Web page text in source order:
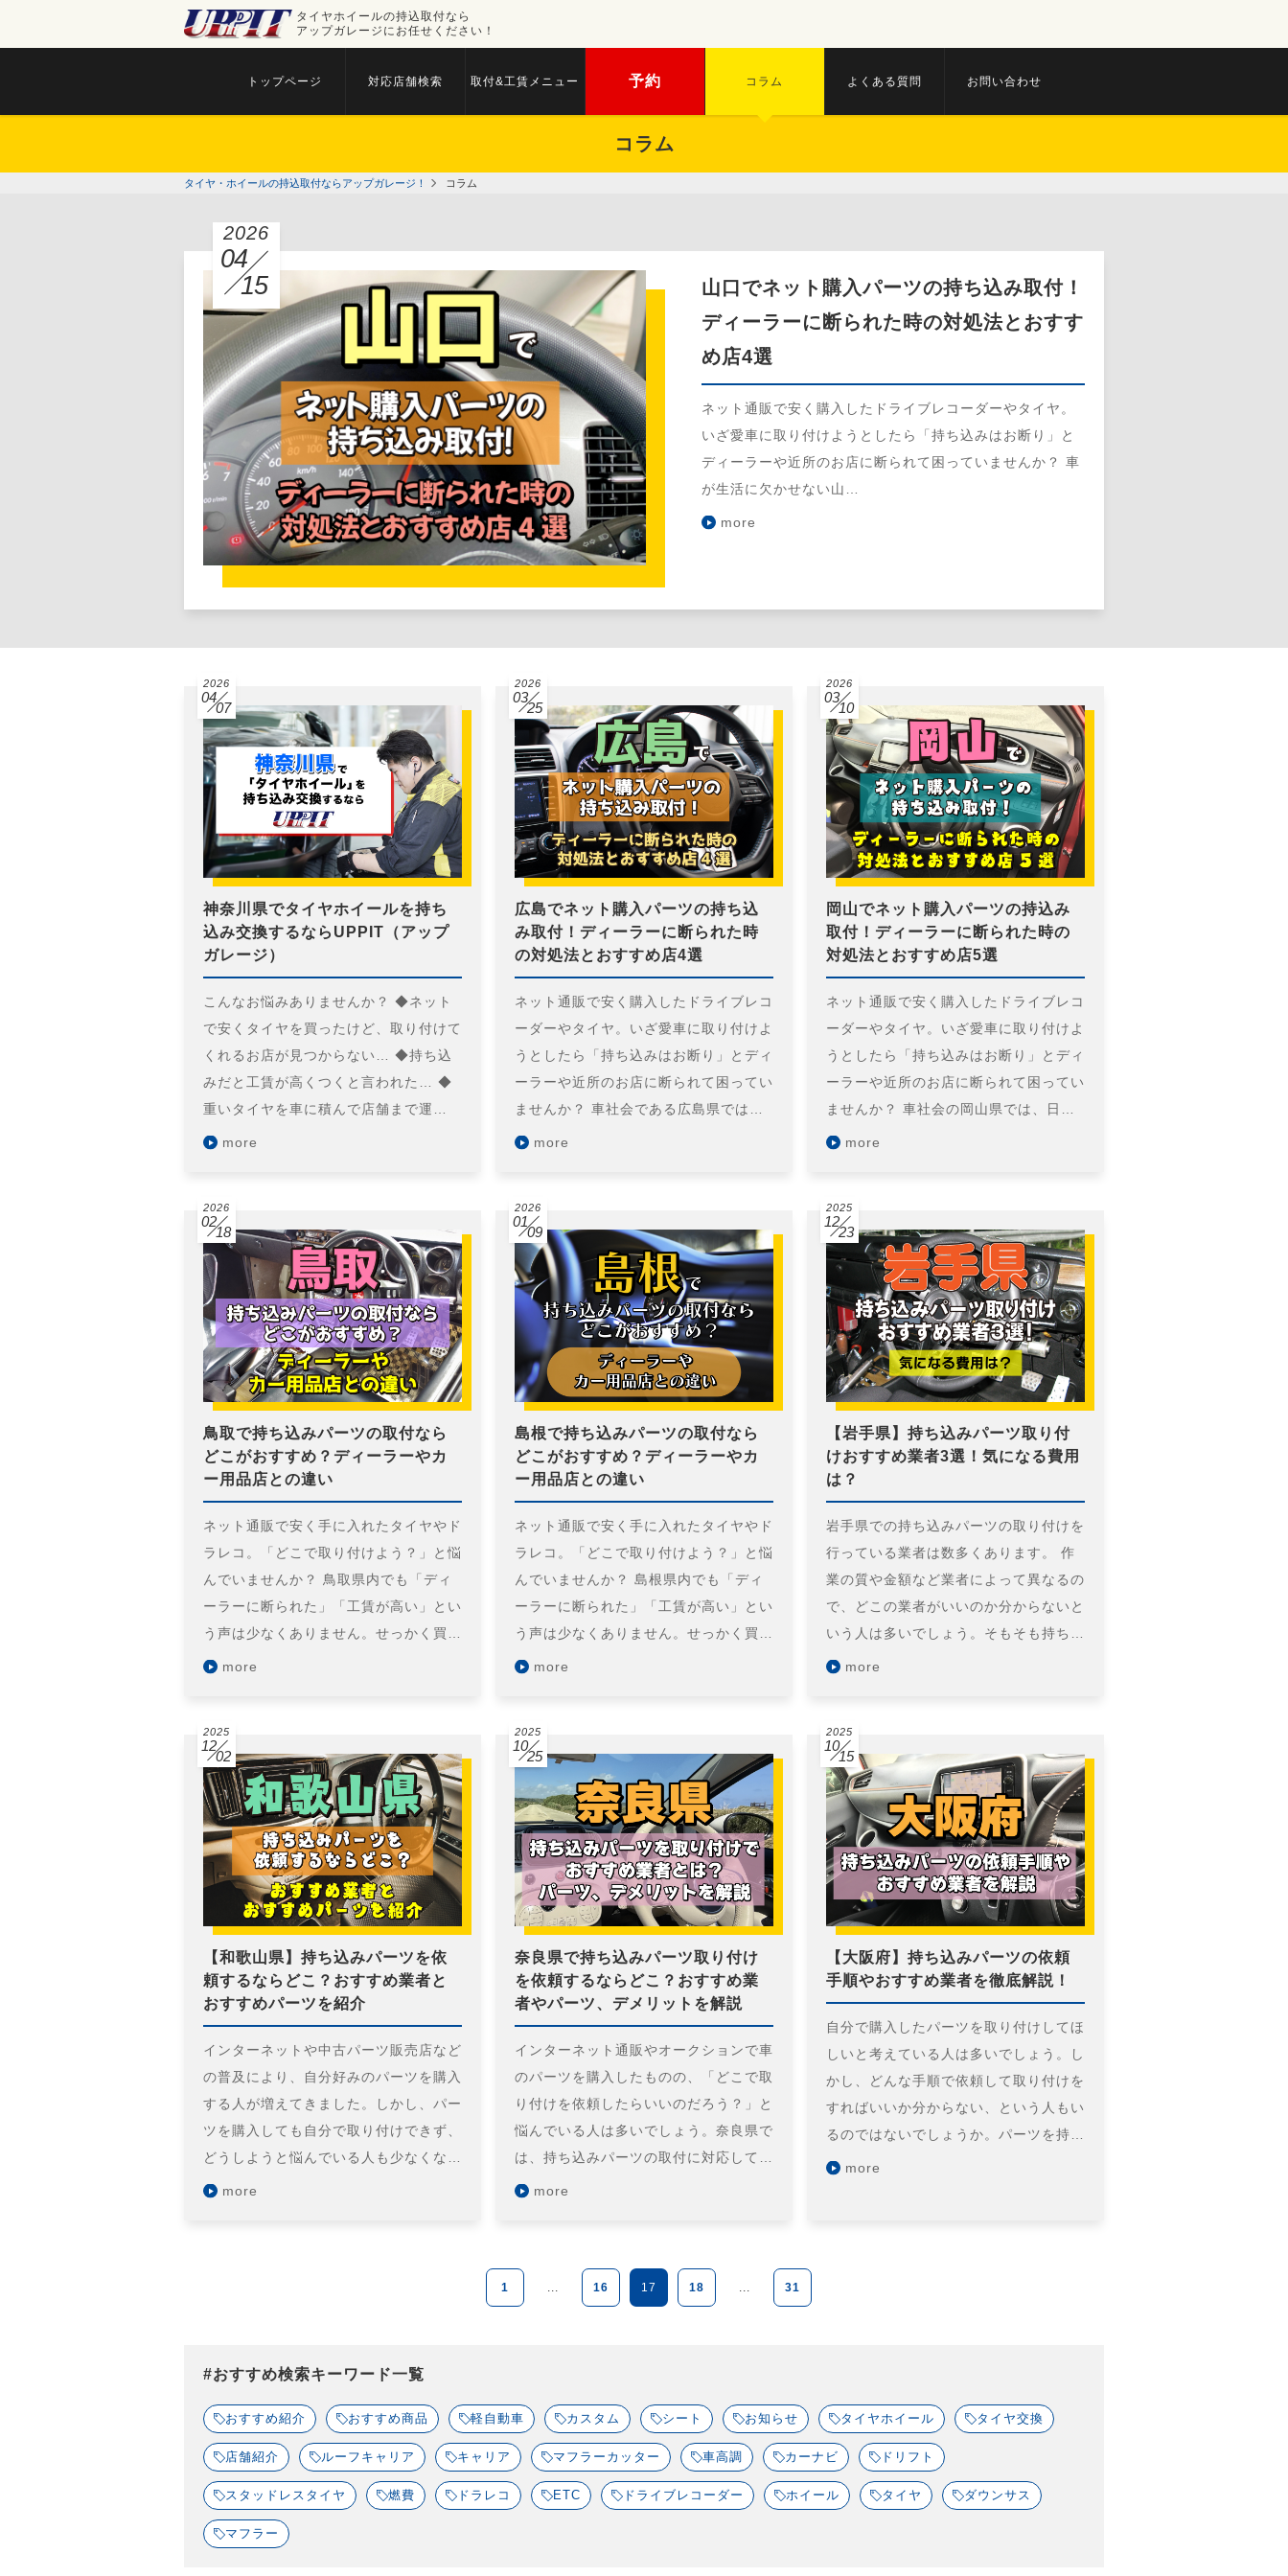
タイヤホイールの持込取付なら
アップガレージにお任せください！
トップページ 対応店舗検索 取付&工賃メニュー 予約 コラム よくある質問 お問い合わせ
コラム
タイヤ・ホイールの持込取付ならアップガレージ！ コラム
2026
04
15
山口でネット購入パーツの持ち込み取付！
ディーラーに断られた時の対処法とおすす
め店4選
ネット通販で安く購入したドライブレコーダーやタイヤ。
いざ愛車に取り付けようとしたら「持ち込みはお断り」と
ディーラーや近所のお店に断られて困っていませんか？ 車
が生活に欠かせない山…
more
2026
04
07
神奈川県でタイヤホイールを持ち
込み交換するならUPPIT（アップ
ガレージ）
こんなお悩みありませんか？ ◆ネット
で安くタイヤを買ったけど、取り付けて
くれるお店が見つからない… ◆持ち込
みだと工賃が高くつくと言われた… ◆
重いタイヤを車に積んで店舗まで運…
more
2026
03
25
広島でネット購入パーツの持ち込
み取付！ディーラーに断られた時
の対処法とおすすめ店4選
ネット通販で安く購入したドライブレコ
ーダーやタイヤ。いざ愛車に取り付けよ
うとしたら「持ち込みはお断り」とディ
ーラーや近所のお店に断られて困ってい
ませんか？ 車社会である広島県では…
more
2026
03
10
岡山でネット購入パーツの持込み
取付！ディーラーに断られた時の
対処法とおすすめ店5選
ネット通販で安く購入したドライブレコ
ーダーやタイヤ。いざ愛車に取り付けよ
うとしたら「持ち込みはお断り」とディ
ーラーや近所のお店に断られて困ってい
ませんか？ 車社会の岡山県では、日…
more
2026
02
18
鳥取で持ち込みパーツの取付なら
どこがおすすめ？ディーラーやカ
ー用品店との違い
ネット通販で安く手に入れたタイヤやド
ラレコ。「どこで取り付けよう？」と悩
んでいませんか？ 鳥取県内でも「ディ
ーラーに断られた」「工賃が高い」とい
う声は少なくありません。せっかく買…
more
2026
01
09
島根で持ち込みパーツの取付なら
どこがおすすめ？ディーラーやカ
ー用品店との違い
ネット通販で安く手に入れたタイヤやド
ラレコ。「どこで取り付けよう？」と悩
んでいませんか？ 島根県内でも「ディ
ーラーに断られた」「工賃が高い」とい
う声は少なくありません。せっかく買…
more
2025
12
23
【岩手県】持ち込みパーツ取り付
けおすすめ業者3選！気になる費用
は？
岩手県での持ち込みパーツの取り付けを
行っている業者は数多くあります。 作
業の質や金額など業者によって異なるの
で、どこの業者がいいのか分からないと
いう人は多いでしょう。そもそも持ち…
more
2025
12
02
【和歌山県】持ち込みパーツを依
頼するならどこ？おすすめ業者と
おすすめパーツを紹介
インターネットや中古パーツ販売店など
の普及により、自分好みのパーツを購入
する人が増えてきました。しかし、パー
ツを購入しても自分で取り付けできず、
どうしようと悩んでいる人も少なくな…
more
2025
10
25
奈良県で持ち込みパーツ取り付け
を依頼するならどこ？おすすめ業
者やパーツ、デメリットを解説
インターネット通販やオークションで車
のパーツを購入したものの、「どこで取
り付けを依頼したらいいのだろう？」と
悩んでいる人は多いでしょう。奈良県で
は、持ち込みパーツの取付に対応して…
more
2025
10
15
【大阪府】持ち込みパーツの依頼
手順やおすすめ業者を徹底解説！
自分で購入したパーツを取り付けしてほ
しいと考えている人は多いでしょう。し
かし、どんな手順で依頼して取り付けを
すればいいか分からない、という人もい
るのではないでしょうか。パーツを持…
more
1 ... 16 17 18 ... 31
#おすすめ検索キーワード一覧
おすすめ紹介 おすすめ商品 軽自動車 カスタム シート お知らせ タイヤホイール タイヤ交換
店舗紹介 ルーフキャリア キャリア マフラーカッター 車高調 カーナビ ドリフト
スタッドレスタイヤ 燃費 ドラレコ ETC ドライブレコーダー ホイール タイヤ ダウンサス
マフラー